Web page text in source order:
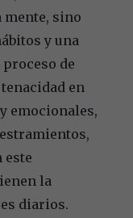
mente, sino
y una
de
en
emocionales,
este
la
diarios.